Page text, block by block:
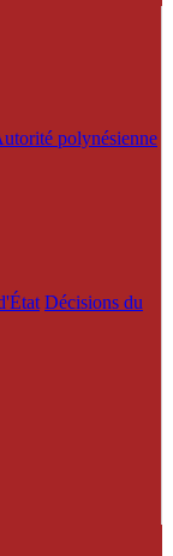
polynésienne
Décisions du